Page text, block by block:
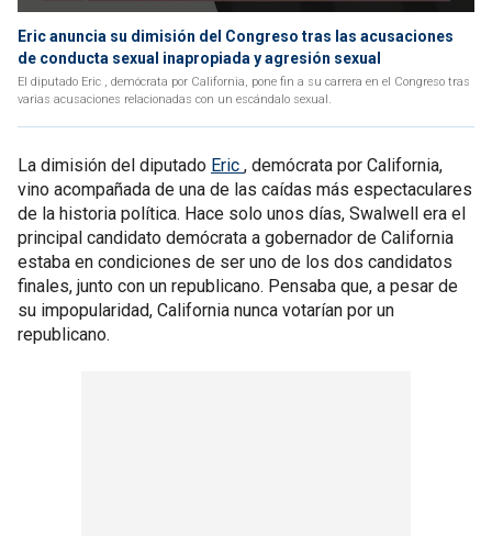
Eric anuncia su dimisión del Congreso tras las acusaciones
de conducta sexual inapropiada y agresión sexual
El diputado Eric , demócrata por California, pone fin a su carrera en el Congreso tras
varias acusaciones relacionadas con un escándalo sexual.
La dimisión del diputado Eric , demócrata por California,
vino acompañada de una de las caídas más espectaculares
de la historia política. Hace solo unos días, Swalwell era el
principal candidato demócrata a gobernador de California
estaba en condiciones de ser uno de los dos candidatos
finales, junto con un republicano. Pensaba que, a pesar de
su impopularidad, California nunca votarían por un
republicano.